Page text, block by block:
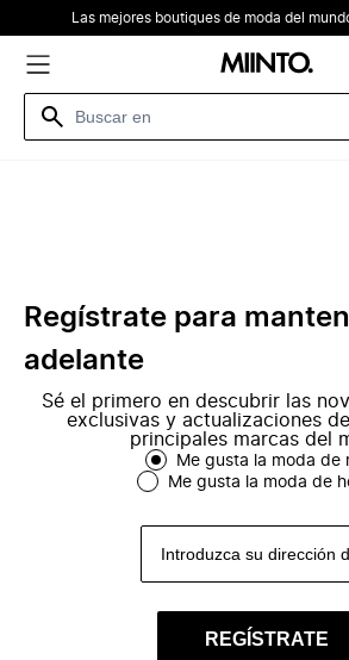
Las mejores boutiques de moda del
Regístrate para
adelante
Sé el primero en descubrir las
exclusivas y actualizaciones
principales marcas del
Me gusta la moda de
Me gusta la moda de
REGÍSTRATE